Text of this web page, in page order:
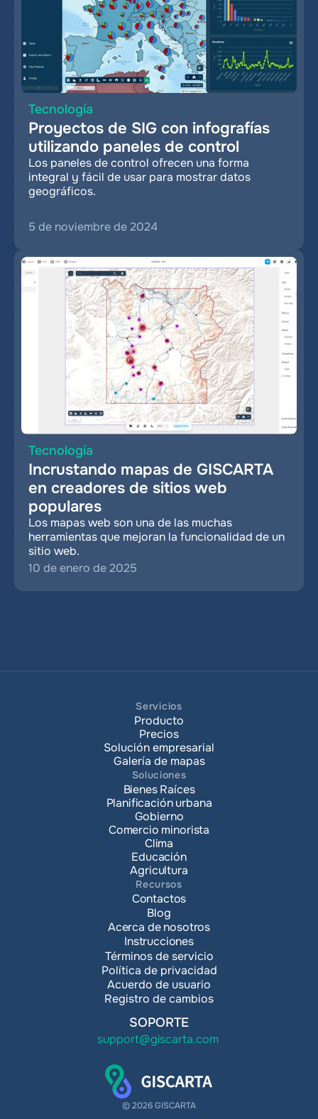
Tecnología
Proyectos de SIG con infografías
utilizando paneles de control
Los paneles de control ofrecen una forma
integral y fácil de usar para mostrar datos
geográficos.
5 de noviembre de 2024
Tecnología
Incrustando mapas de GISCARTA
en creadores de sitios web
populares
Los mapas web son una de las muchas
herramientas que mejoran la funcionalidad de un
sitio web.
10 de enero de 2025
Servicios
Producto
Precios
Solución empresarial
Galería de mapas
Soluciones
Bienes Raíces
Planificación urbana
Gobierno
Comercio minorista
Clima
Educación
Agricultura
Recursos
Contactos
Blog
Acerca de nosotros
Instrucciones
Términos de servicio
Política de privacidad
Acuerdo de usuario
Registro de cambios
SOPORTE
support@giscarta.com
© 2026 GISCARTA